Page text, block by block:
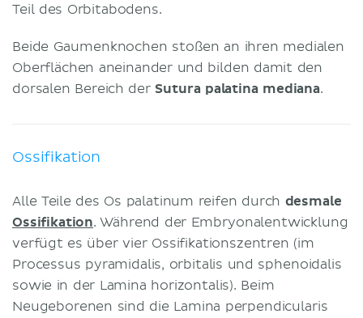
Teil des Orbitabodens.
Beide Gaumenknochen stoßen an ihren medialen
Oberflächen aneinander und bilden damit den
dorsalen Bereich der Sutura palatina mediana.
Ossifikation
Alle Teile des Os palatinum reifen durch desmale
Ossifikation. Während der Embryonalentwicklung
verfügt es über vier Ossifikationszentren (im
Processus pyramidalis, orbitalis und sphenoidalis
sowie in der Lamina horizontalis). Beim
Neugeborenen sind die Lamina perpendicularis